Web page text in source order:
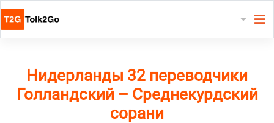
Нидерланды 32 переводчики
Голландский – Среднекурдский
сорани